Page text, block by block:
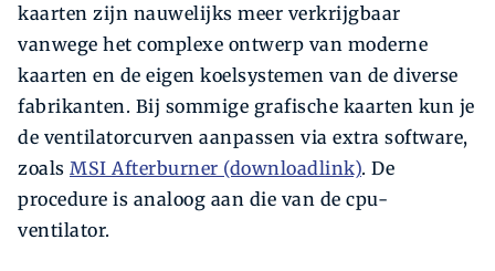
kaarten zijn nauwelijks meer verkrijgbaar
vanwege het complexe ontwerp van moderne
kaarten en de eigen koelsystemen van de diverse
fabrikanten. Bij sommige grafische kaarten kun je
de ventilatorcurven aanpassen via extra software,
zoals MSI Afterburner (downloadlink). De
procedure is analoog aan die van de cpu-
ventilator.